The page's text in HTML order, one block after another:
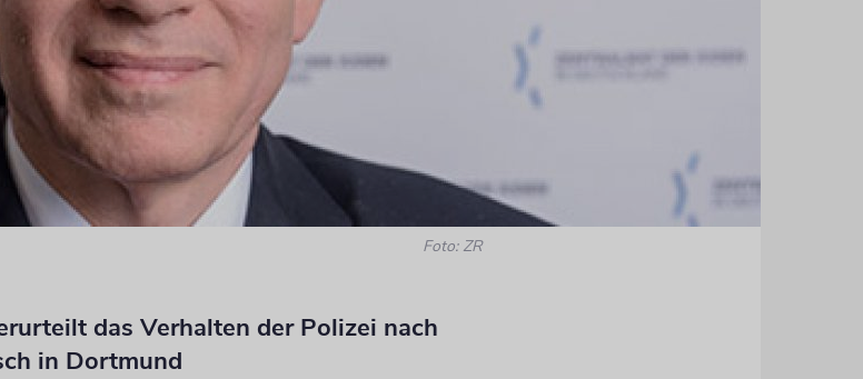
Foto: ZR
das Verhalten der Polizei nach
in Dortmund